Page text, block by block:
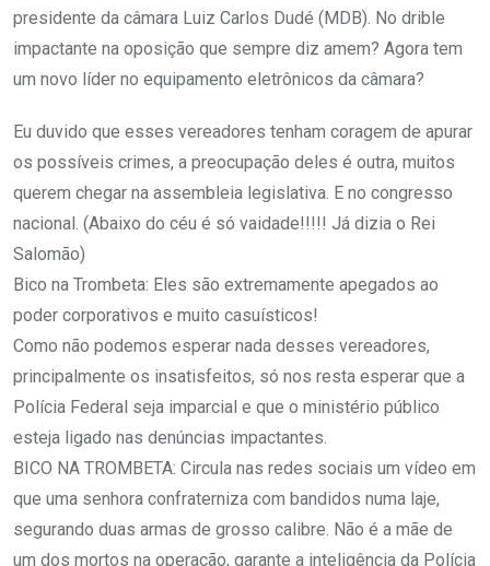
presidente da câmara Luiz Carlos Dudé (MDB). No drible
impactante na oposição que sempre diz amem? Agora tem
um novo líder no equipamento eletrônicos da câmara?
Eu duvido que esses vereadores tenham coragem de apurar
os possíveis crimes, a preocupação deles é outra, muitos
querem chegar na assembleia legislativa. E no congresso
nacional. (Abaixo do céu é só vaidade!!!!! Já dizia o Rei
Salomão)
Bico na Trombeta: Eles são extremamente apegados ao
poder corporativos e muito casuísticos!
Como não podemos esperar nada desses vereadores,
principalmente os insatisfeitos, só nos resta esperar que a
Polícia Federal seja imparcial e que o ministério público
esteja ligado nas denúncias impactantes.
BICO NA TROMBETA: Circula nas redes sociais um vídeo em
que uma senhora confraterniza com bandidos numa laje,
segurando duas armas de grosso calibre. Não é a mãe de
um dos mortos na operação, garante a inteligência da Polícia